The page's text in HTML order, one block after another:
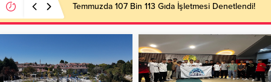
Temmuzda 107 Bin 113 Gıda İşletmesi Denetlendi!